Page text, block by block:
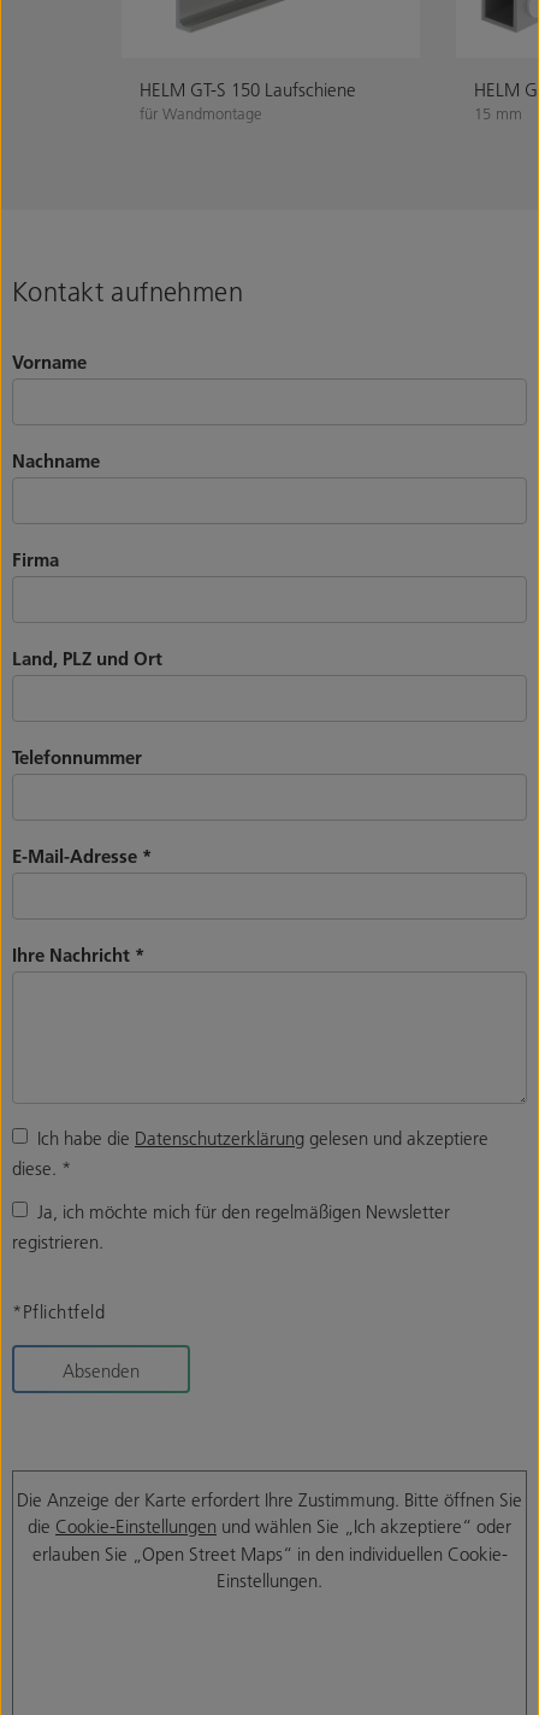
HELM GT-S 150 Laufschiene
für Wandmontage
HELM
15 mm
Kontakt aufnehmen
Vorname
Nachname
Firma
Land, PLZ und Ort
Telefonnummer
E-Mail-Adresse *
Ihre Nachricht *
Ich habe die Datenschutzerklärung gelesen und akzeptiere
diese. *
Ja, ich möchte mich für den regelmäßigen Newsletter
registrieren.
*Pflichtfeld
Absenden
Die Anzeige der Karte erfordert Ihre Zustimmung. Bitte öffnen Sie
die Cookie-Einstellungen und wählen Sie „Ich akzeptiere“ oder
erlauben Sie „Open Street Maps“ in den individuellen Cookie-
Einstellungen.